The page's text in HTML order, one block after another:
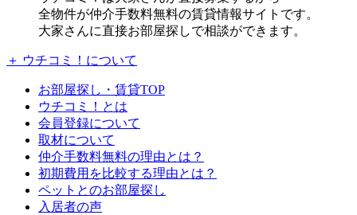
全物件が仲介手数料無料の賃貸情報サイトです。
大家さんに直接お部屋探しで相談ができます。
＋ ウチコミ！について
お部屋探し・賃貸TOP
ウチコミ！とは
会員登録について
取材について
仲介手数料無料の理由とは？
初期費用を比較する理由とは？
ペットとのお部屋探し
入居者の声